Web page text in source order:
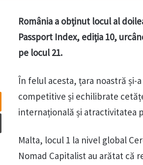
România a obținut locul al
Passport Index, ediția 10,
pe locul 21.
În felul acesta, țara noastră și-
competitive și echilibrate
internațională și atractivitatea
Malta, locul 1 la nivel global
Nomad Capitalist au arătat că
Odnoklassniki
Tipărește